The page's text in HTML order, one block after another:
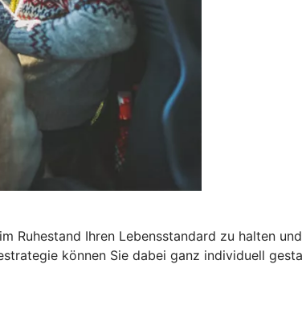
Ruhestand Ihren Lebensstandard zu halten
können Sie dabei ganz individuell